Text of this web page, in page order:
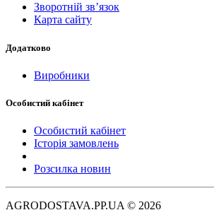
Зворотній зв’язок
Карта сайту
Додатково
Виробники
Особистий кабінет
Особистий кабінет
Історія замовлень
Розсилка новин
AGRODOSTAVA.PP.UA © 2026